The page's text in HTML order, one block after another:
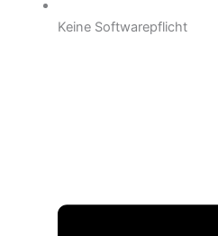
Keine Softwarepflicht